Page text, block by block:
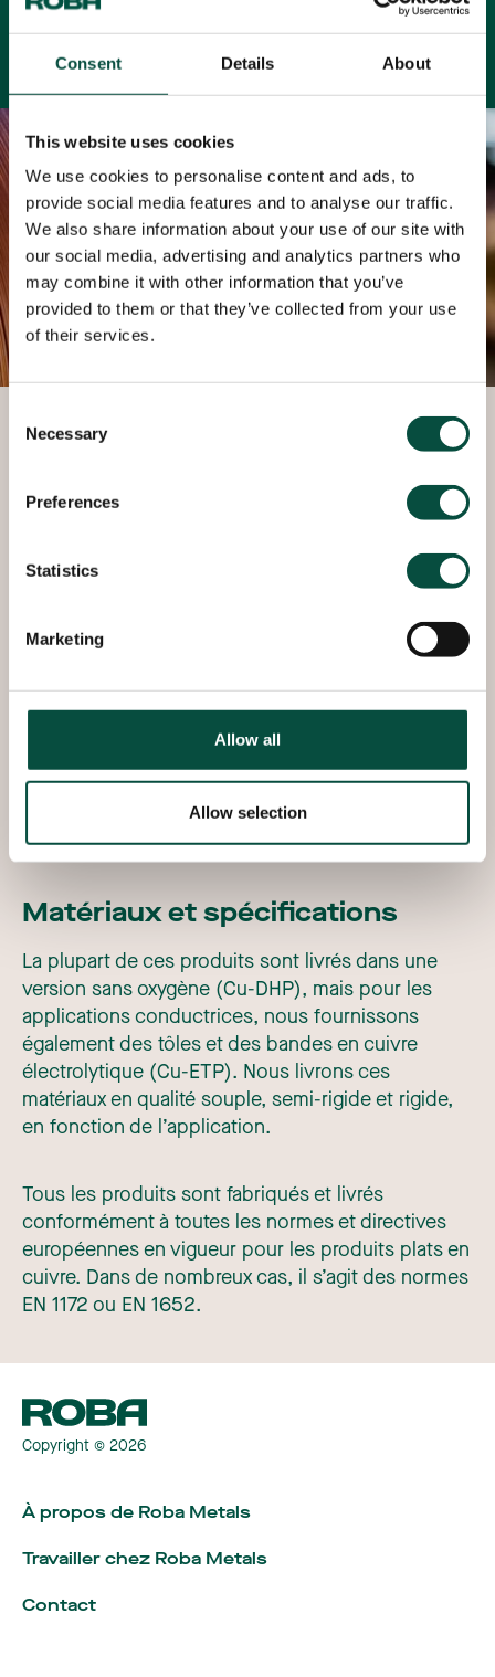
Consent Details About
This website uses cookies
We use cookies to personalise content and ads, to
provide social media features and to analyse our traffic.
We also share information about your use of our site with
our social media, advertising and analytics partners who
may combine it with other information that you’ve
provided to them or that they’ve collected from your use
of their services.
Selection
Necessary
Preferences
Statistics
Marketing
Allow all
Allow selection
Langue :
Livraison rapide à partir du stock
Plaques et bandes de cuivre
Outre la gamme Nordic Range d’Aurubis pour les
revêtements de toiture et de façade, Roba Metals
fournit également des plaques et des bandes de
cuivre pour des applications industrielles très
composants estampés pour un ordinateur portable
ou un téléphone mobile, de cuves à bière en cuivre
ou de pièces utilisées dans un scanner IRM. Roba
Metals fournit des tôles et des bandes dans une
grande variété de dimensions et de qualités. Nous
vous conseillons volontiers sur les possibilités
Matériaux et spécifications
La plupart de ces produits sont livrés dans une
version sans oxygène (Cu-DHP), mais pour les
applications conductrices, nous fournissons
également des tôles et des bandes en cuivre
électrolytique (Cu-ETP). Nous livrons ces
matériaux en qualité souple, semi-rigide et rigide,
en fonction de l’application.
Tous les produits sont fabriqués et livrés
conformément à toutes les normes et directives
européennes en vigueur pour les produits plats en
cuivre. Dans de nombreux cas, il s’agit des normes
EN 1172 ou EN 1652.
Copyright © 2026
À propos de Roba Metals
Travailler chez Roba Metals
Contact